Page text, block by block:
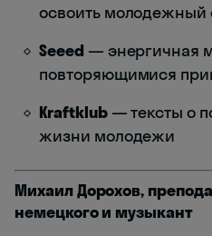
освоить молодежный
Seeed — энергичная
повторяющимися
Kraftklub— тексты о
жизни молодежи
Михаил Дорохов,
немецкого и музыкант